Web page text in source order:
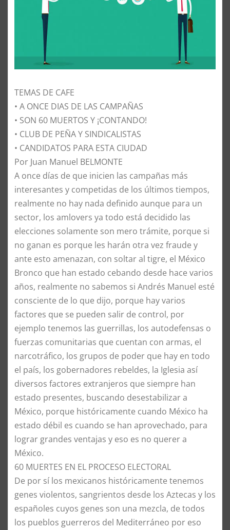
TEMAS DE CAFE
• A ONCE DIAS DE LAS CAMPAÑAS
• SON 60 MUERTOS Y ¡CONTANDO!
• CLUB DE PEÑA Y SINDICALISTAS
• CANDIDATOS PARA ESTA CIUDAD
Por Juan Manuel BELMONTE
​A once días de que inicien las campañas más
interesantes y competidas de los últimos tiempos,
realmente no hay nada definido aunque para un
sector, los amlovers ya todo está decidido las
elecciones solamente son mero trámite, porque si
no ganan es porque les harán otra vez fraude y
ante esto amenazan, con soltar al tigre, el México
Bronco que han estado cebando desde hace varios
años, realmente no sabemos si Andrés Manuel esté
consciente de lo que dijo, porque hay varios
factores que se pueden salir de control, por
ejemplo tenemos las guerrillas, los autodefensas o
fuerzas comunitarias que cuentan con armas, el
narcotráfico, los grupos de poder que hay en todo
el país, los gobernadores rebeldes, la Iglesia así
diversos factores extranjeros que siempre han
estado presentes, buscando desestabilizar a
México, porque históricamente cuando México ha
estado débil es cuando se han aprovechado, para
lograr grandes ventajas y eso es no querer a
México.
​60 MUERTES EN EL PROCESO ELECTORAL
​De por sí los mexicanos históricamente tenemos
genes violentos, sangrientos desde los Aztecas y los
españoles cuyos genes son una mezcla, de todos
los pueblos guerreros del Mediterráneo por eso